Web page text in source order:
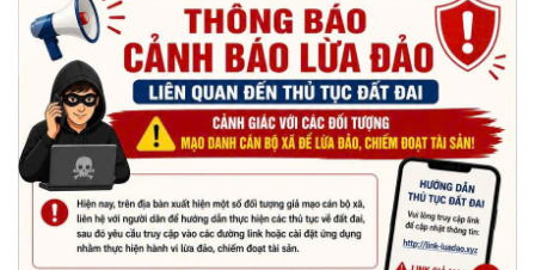
Xã Cuôr Đăng đã tổ chức lễ kỷ niệm 85 năm Ngày truyền thống
Người cao tuổi Việt Nam (06/06/1941-06/06/2026) và tổ
chức mừng thọ, chúc thọ Người cao tuổi trên địa bàn xã.
(05/06/2026)
PHÁT ĐỘNG THAM GIA CUỘC THI “ỨNG DỤNG TRÍ TUỆ NHÂN
TẠO VÀO CUỘC SỐNG – AI FOR LIFE 2026” TRÊN ĐỊA BÀN
TỈNH ĐẮK LẮK
(29/05/2026)